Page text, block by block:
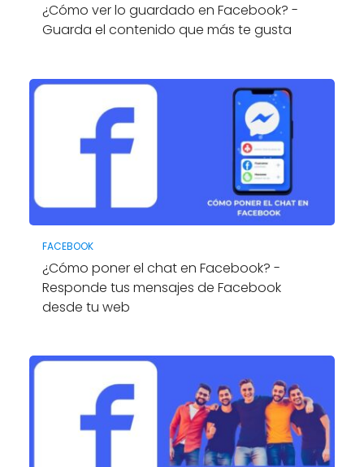
¿Cómo ver lo guardado en Facebook? -
Guarda el contenido que más te gusta
FACEBOOK
¿Cómo poner el chat en Facebook? -
Responde tus mensajes de Facebook
desde tu web